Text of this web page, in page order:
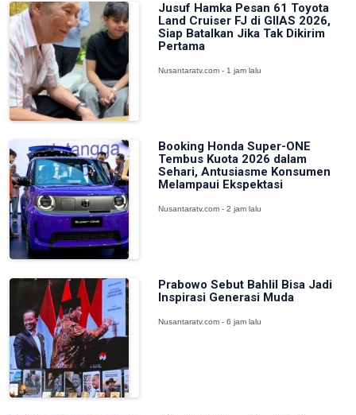
Jusuf Hamka Pesan 61 Toyota
Land Cruiser FJ di GIIAS 2026,
Siap Batalkan Jika Tak Dikirim
Pertama
Nusantaratv.com - 1 jam lalu
Booking Honda Super-ONE
Tembus Kuota 2026 dalam
Sehari, Antusiasme Konsumen
Melampaui Ekspektasi
Nusantaratv.com - 2 jam lalu
Prabowo Sebut Bahlil Bisa Jadi
Inspirasi Generasi Muda
Nusantaratv.com - 6 jam lalu